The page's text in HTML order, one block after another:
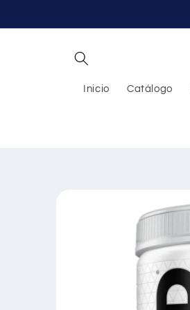
al contenido
Inicio Catálogo
información